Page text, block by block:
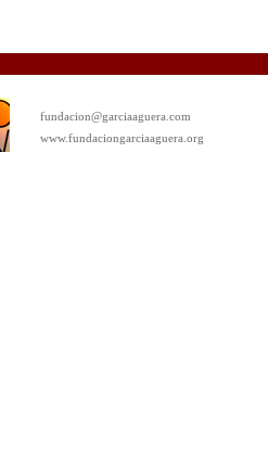
fundacion@garciaaguera.com
www.fundaciongarciaaguera.org